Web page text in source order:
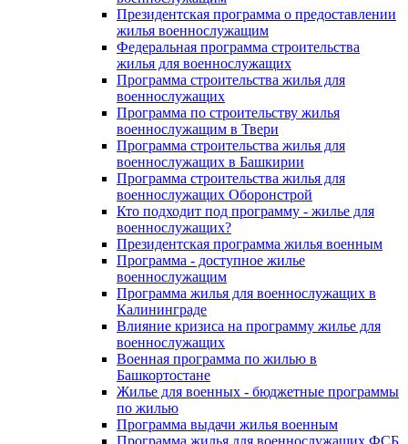
Президентская программа о предоставлении
жилья военнослужащим
Федеральная программа строительства
жилья для военнослужащих
Программа строительства жилья для
военнослужащих
Программа по строительству жилья
военнослужащим в Твери
Программа строительства жилья для
военнослужащих в Башкирии
Программа строительства жилья для
военнослужащих Оборонстрой
Кто подходит под программу - жилье для
военнослужащих?
Президентская программа жилья военным
Программа - доступное жилье
военнослужащим
Программа жилья для военнослужащих в
Калининграде
Влияние кризиса на программу жилье для
военнослужащих
Военная программа по жилью в
Башкортостане
Жилье для военных - бюджетные программы
по жилью
Программа выдачи жилья военным
Программа жилья для военнослужащих ФСБ